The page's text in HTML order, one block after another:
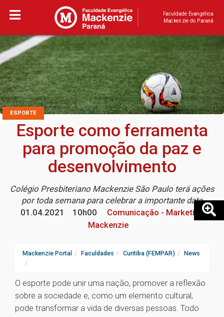
Faculdade Evangélica
Mackenzie do Paraná
ESPORTE
Esporte como ferramenta
para promoção da paz e
desenvolvimento
Colégio Presbiteriano Mackenzie São Paulo terá ações
por toda semana para celebrar a importante data
01.04.2021
10h00
Comunicação - Marketing
Mackenzie
Mackenzie Portal Faculdades Curitiba (FEMPAR) News
O esporte pode unir uma nação, promover a reflexão
sobre a sociedade e, como um elemento cultural,
pode transformar a vida de diversas pessoas. Todo